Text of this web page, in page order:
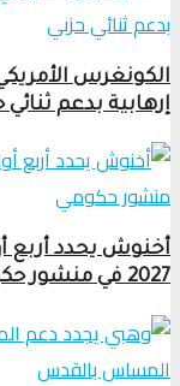
الكونغرس
إرهابية بدعم ثنائي
أخنوش يحدد أربع
2027 في منشور حكومي